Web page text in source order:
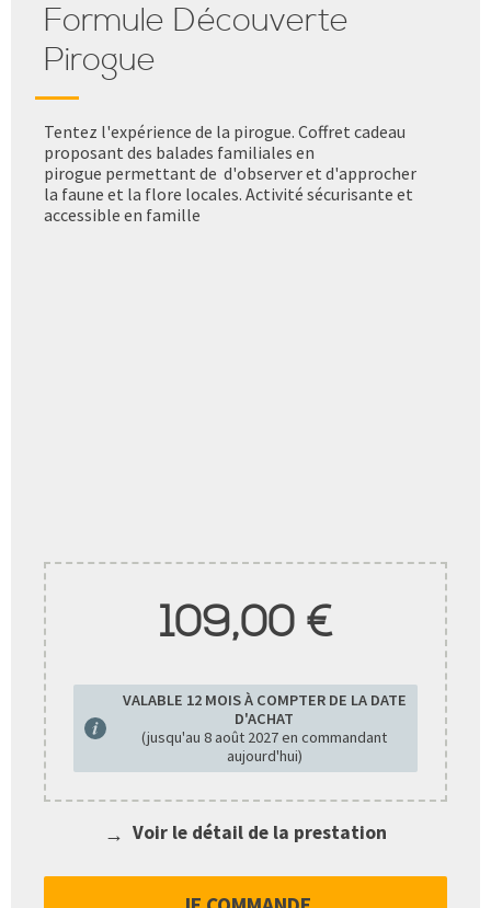
Formule Découverte
Pirogue
Tentez l'expérience de la pirogue. Coffret cadeau
proposant des balades familiales en
pirogue permettant de d'observer et d'approcher
la faune et la flore locales. Activité sécurisante et
accessible en famille
109,00 €
VALABLE 12 MOIS À COMPTER DE LA DATE
D'ACHAT
(jusqu'au 8 août 2027en commandant
aujourd'hui)
Voir le détail de la prestation